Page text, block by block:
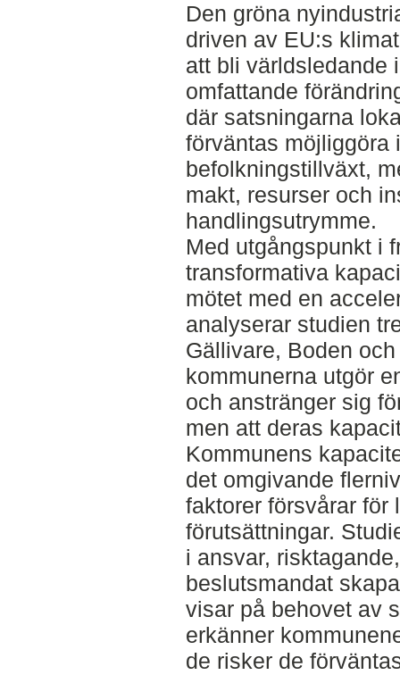
Den gröna
driven av EU:s
att bli världsledande
omfattande
där satsningarna
förväntas möjliggöra
befolkningstillväxt,
makt, resurser och
handlingsutrymme.
Med utgångspunkt i
transformativa
mötet med en
analyserar studien
Gällivare, Boden
kommunerna utgör
och anstränger sig
men att deras
Kommunens
det omgivande
faktorer försvårar för
förutsättningar.
i ansvar,
beslutsmandat
visar på behovet av
erkänner
de risker de